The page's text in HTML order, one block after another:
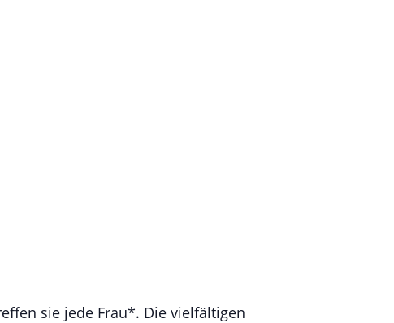
sie jede Frau*. Die vielfältigen